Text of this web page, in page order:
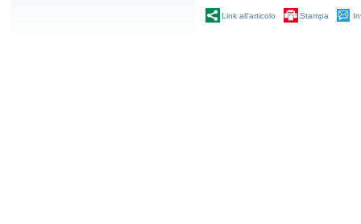
Link all'articolo Stampa